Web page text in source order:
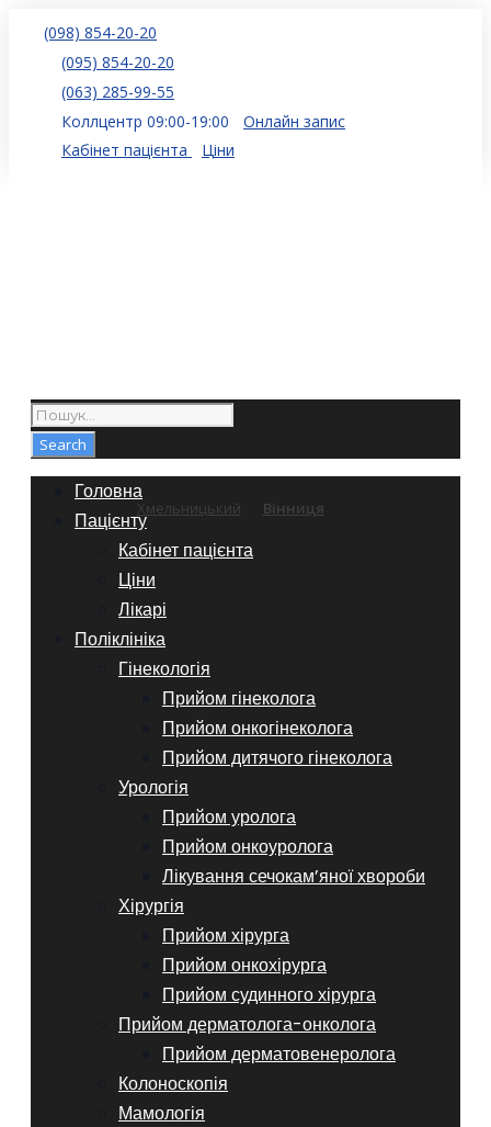
(098) 854-20-20
(095) 854-20-20
(063) 285-99-55
Коллцентр 09:00-19:00
Онлайн запис
Кабінет пацієнта
Ціни
Хмельницький Вінниця
Головна
Пацієнту
Кабінет пацієнта
Ціни
Лікарі
Поліклініка
Гінекологія
Прийом гінеколога
Прийом онкогінеколога
Прийом дитячого гінеколога
Урологія
Прийом уролога
Прийом онкоуролога
Лікування сечокам’яної хвороби
Хірургія
Прийом хірурга
Прийом онкохірурга
Прийом судинного хірурга
Прийом дерматолога-онколога
Прийом дерматовенеролога
Колоноскопія
Мамологія